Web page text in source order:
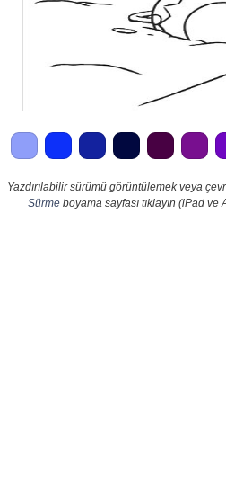
Yazdırılabilir sürümü görüntülemek veya
Sürmeboyama sayfası tıklayın (iPad